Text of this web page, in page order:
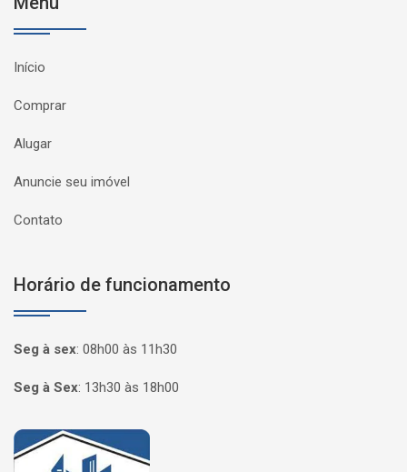
Início
Comprar
Alugar
Anuncie seu imóvel
Contato
Horário de funcionamento
Seg à sex: 08h00 às 11h30
Seg à Sex: 13h30 às 18h00
Página inicial